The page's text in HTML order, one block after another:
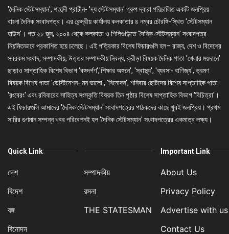
'দৈনিক স্টেটসম্যান', শতাব্দী প্রাচীন- 'দ্য স্টেটসম্যান' গ্রুপ দ্বারা পরিচালিত একটি জনপ্রিয়
বাংলা দৈনিক সংবাদপত্র। এর কেন্দ্রীয় কার্যালয় কলকাতার ৪ নম্বর চৌরঙ্গি-স্থিত 'স্টেটসম্যান
হাউস'। গত ২৮ জুন, ২০০৪ থেকে কলকাতা ও শিলিগুড়িতে 'দৈনিক স্টেটসম্যান' সংবাদপত্র
নিয়মিতভাবে প্রকাশিত হয়ে চলেছে। এই পত্রিকার বিশেষ ফিচারগুলি হল– রাজ্য, দেশ ও বিদেশের
সবরকম সংবাদ, সম্পাদকীয়, উত্তর সম্পাদকীয় নিবন্ধ, ক্রীড়া বিষয়ক দৈনিক পাতা 'খেলার ময়দানে'
ছাড়াও সাপ্তাহিক বিশেষ বিভাগ 'বঙ্গদর্পণ','শিক্ষার অঙ্গনে', 'স্বাস্থ্য', 'ব্যবসা- বাণিজ্য', ভ্রমণ
বিষয়ক বিশেষ পাতা 'ডেস্টিনেশন- মন ভালো', 'বিনোদন', শনিবার ছোটদের বিশেষ সাপ্তাহিক পাতা
'রংবেরং' এবং রবিবারের সাহিত্য সংস্কৃতি বিষয়ক তিন পৃষ্ঠার বিশেষ সাপ্তাহিক বিভাগ 'বিচিত্রা'।
এই ফিচারগুলি আমাদের 'দৈনিক স্টেটসম্যান' সংবাদপত্রের পাঠকদের কাছে খুবই জনপ্রিয়। প্রথম
সারির গুণমান সম্পন্ন খবর পরিবেশনই হল 'দৈনিক স্টেটসম্যান' সংবাদপত্রের একমাত্র লক্ষ্য।
Quick Link
দেশ
বিদেশ
বঙ্গ
বিনোদন
সম্পাদকীয়
রসনা
THE STATESMAN
Important Link
About Us
Privacy Policy
Advertise with us
Contact Us